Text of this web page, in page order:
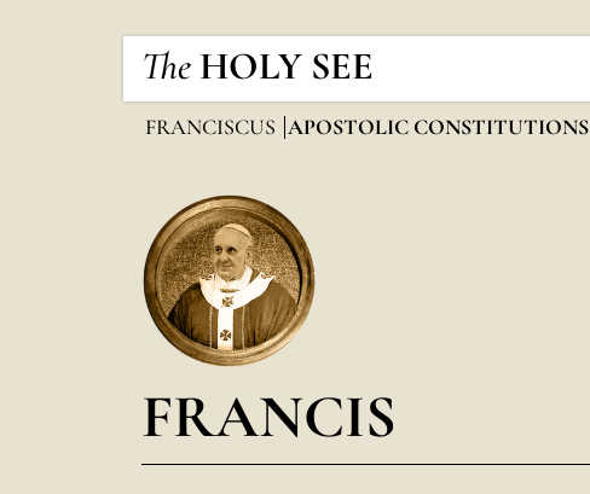
The HOLY SEE
FRANCISCUS APOSTOLIC CONSTITUTIONS
FRANCIS